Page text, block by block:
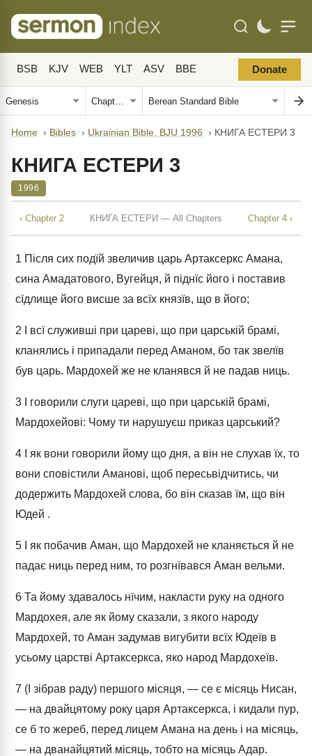
BSB KJV WEB YLT ASV BBE Donate
Home › Bibles › Ukrainian Bible, BJU 1996 › КНИГА ЕСТЕРИ 3
КНИГА ЕСТЕРИ 3
1996
‹ Chapter 2 КНИГА ЕСТЕРИ — All Chapters Chapter 4 ›
1 Після сих подїй звеличив царь Артаксеркс Амана,
сина Амадатового, Вугейця, й піднїс його і поставив
сїдлище його висше за всїх князїв, що в його;
2 І всї служивші при цареві, що при царській брамі,
кланялись і припадали перед Аманом, бо так звелїв
був царь. Мардохей же не кланявся й не падав ниць.
3 І говорили слуги цареві, що при царській брамі,
Мардохейові: Чому ти нарушуєш приказ царський?
4 І як вони говорили йому що дня, а він не слухав їх, то
вони сповістили Аманові, щоб пересьвідчитись, чи
додержить Мардохей слова, бо він сказав їм, що він
Юдей .
5 І як побачив Аман, що Мардохей не кланяється й не
падає ниць перед ним, то розгнївався Аман вельми.
6 Та йому здавалось нїчим, накласти руку на одного
Мардохея, але як йому сказали, з якого народу
Мардохей, то Аман задумав вигубити всїх Юдеїв в
усьому царстві Артаксеркса, яко народ Мардохеїв.
7 (І зібрав раду) першого місяця, — се є місяць Нисан,
— на двайцятому року царя Артаксеркса, і кидали пур,
се б то жереб, перед лицем Амана на день і на місяць,
— на дванайцятий місяць, тобто на місяць Адар.